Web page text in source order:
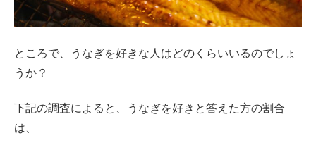
ところで、うなぎを好きな人はどのくらいいるのでしょ
うか？
下記の調査によると、うなぎを好きと答えた方の割合
は、